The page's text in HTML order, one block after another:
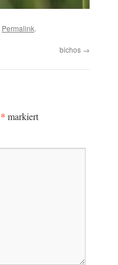
Permalink.
bichos →
* markiert